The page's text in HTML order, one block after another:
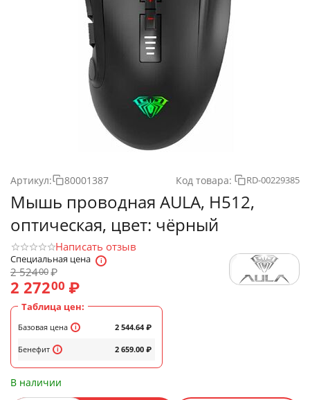
Артикул: 80001387 Код товара: RD-00229385
Мышь проводная AULA, H512,
оптическая, цвет: чёрный
Написать отзыв
Специальная цена
2 52400₽
2 27200 ₽
Таблица цен:
Базовая цена
Бенефит
2 544.64₽
2 659.00 ₽
В наличии